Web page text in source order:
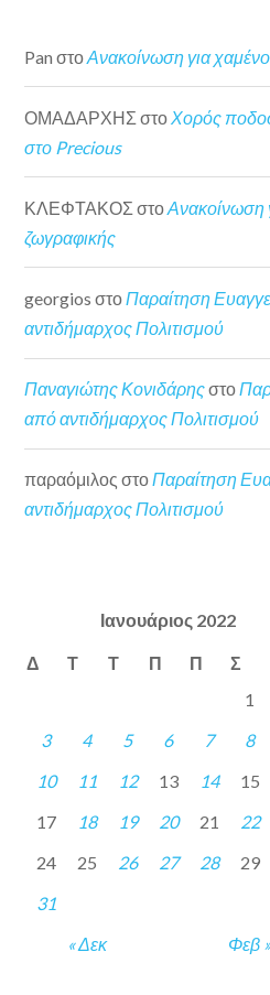
Pan στοΑνακοίνωση για
ΟΜΑΔΑΡΧΗΣ στο Χορός
στο Precious
ΚΛΕΦΤΑΚΟΣ στοΑνακοίνωση
ζωγραφικής
georgios στοΠαραίτηση
αντιδήμαρχος Πολιτισμού
Παναγιώτης Κονιδάρηςστο
από αντιδήμαρχος Πολιτισμού
παραόμιλος στοΠαραίτηση
αντιδήμαρχος Πολιτισμού
Ιανουάριος 2022
Δ Τ Τ Π Π Σ
« Δεκ Φεβ
1
3
4 5 6 7 8
10
11 12 13 14 15
17
18 19 20 21 22
24
25 26 27 28 29
31